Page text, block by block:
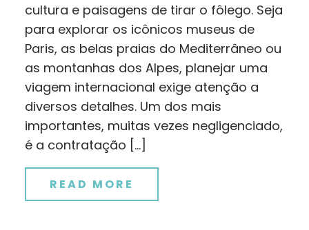
cultura e paisagens de tirar o fôlego. Seja
para explorar os icônicos museus de
Paris, as belas praias do Mediterrâneo ou
as montanhas dos Alpes, planejar uma
viagem internacional exige atenção a
diversos detalhes. Um dos mais
importantes, muitas vezes negligenciado,
é a contratação […]
READ MORE